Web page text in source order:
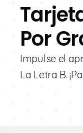
Por
Impulse el
La Letra B.